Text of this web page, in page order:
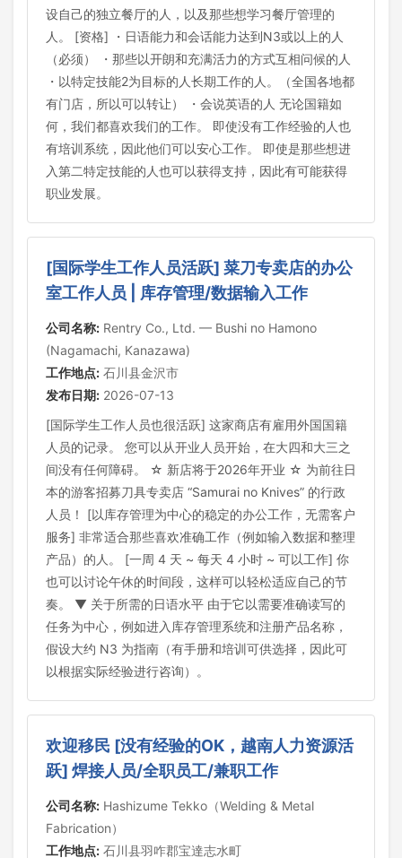
设自己的独立餐厅的人，以及那些想学习餐厅管理的
人。 [资格] ・日语能力和会话能力达到N3或以上的人
（必须） ・那些以开朗和充满活力的方式互相问候的人
・以特定技能2为目标的人长期工作的人。（全国各地都
有门店，所以可以转让） ・会说英语的人 无论国籍如
何，我们都喜欢我们的工作。 即使没有工作经验的人也
有培训系统，因此他们可以安心工作。 即使是那些想进
入第二特定技能的人也可以获得支持，因此有可能获得
职业发展。
[国际学生工作人员活跃] 菜刀专卖店的办公
室工作人员 | 库存管理/数据输入工作
公司名称: Rentry Co., Ltd. — Bushi no Hamono
(Nagamachi, Kanazawa)
工作地点: 石川县金沢市
发布日期: 2026-07-13
[国际学生工作人员也很活跃] 这家商店有雇用外国国籍
人员的记录。 您可以从开业人员开始，在大四和大三之
间没有任何障碍。 ☆ 新店将于2026年开业 ☆ 为前往日
本的游客招募刀具专卖店 “Samurai no Knives” 的行政
人员！ [以库存管理为中心的稳定的办公工作，无需客户
服务] 非常适合那些喜欢准确工作（例如输入数据和整理
产品）的人。 [一周 4 天 ~ 每天 4 小时 ~ 可以工作] 你
也可以讨论午休的时间段，这样可以轻松适应自己的节
奏。 ▼ 关于所需的日语水平 由于它以需要准确读写的
任务为中心，例如进入库存管理系统和注册产品名称，
假设大约 N3 为指南（有手册和培训可供选择，因此可
以根据实际经验进行咨询）。
欢迎移民 [没有经验的OK，越南人力资源活
跃] 焊接人员/全职员工/兼职工作
公司名称: Hashizume Tekko（Welding & Metal
Fabrication）
工作地点: 石川县羽咋郡宝達志水町